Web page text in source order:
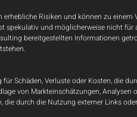
Risiken und können zu
spekulativ und möglicherweise nicht
bereitgestellten Informationen
Schäden, Verluste oder Kosten, die
von Markteinschätzungen,
durch die Nutzung externer Links